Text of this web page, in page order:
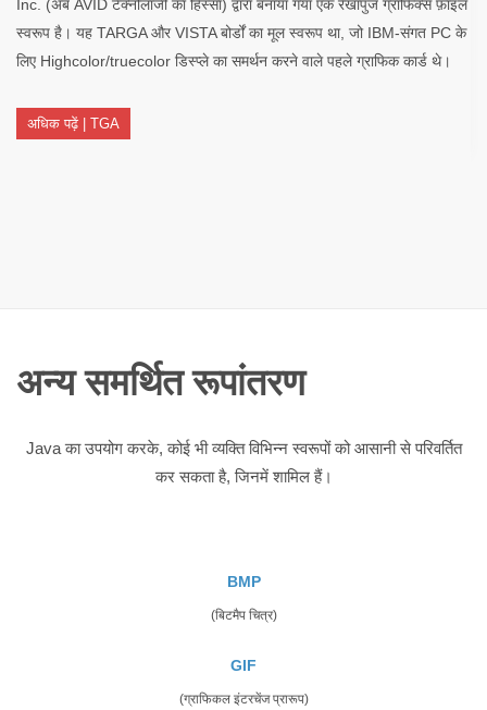
Inc. (अब AVID टेक्नोलॉजी का हिस्सा) द्वारा बनाया गया एक रेखापुंज ग्राफिक्स फ़ाइल
स्वरूप है। यह TARGA और VISTA बोर्डों का मूल स्वरूप था, जो IBM-संगत PC के
लिए Highcolor/truecolor डिस्प्ले का समर्थन करने वाले पहले ग्राफिक कार्ड थे।
अधिक पढ़ें | TGA
अन्य समर्थित रूपांतरण
Java का उपयोग करके, कोई भी व्यक्ति विभिन्न स्वरूपों को आसानी से परिवर्तित
कर सकता है, जिनमें शामिल हैं।
BMP
(बिटमैप चित्र)
GIF
(ग्राफिकल इंटरचेंज प्रारूप)